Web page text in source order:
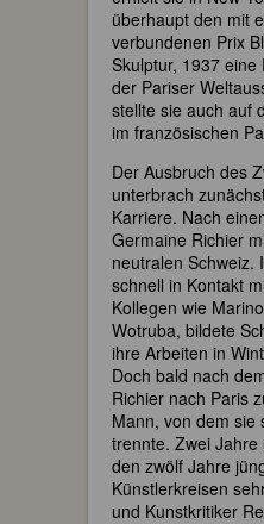
überhaupt den mit
verbundenen Prix
Skulptur, 1937
der Pariser
stellte sie auch auf
im französischen
Der Ausbruch des
unterbrach
Karriere. Nach
Germaine Richier
neutralen Schweiz.
schnell in Kontakt
Kollegen wie
Wotruba, bildete
ihre Arbeiten in
Doch bald nach
Richier nach Paris
Mann, von dem sie
trennte. Zwei
den zwölf Jahre
Künstlerkreisen
und Kunstkritiker